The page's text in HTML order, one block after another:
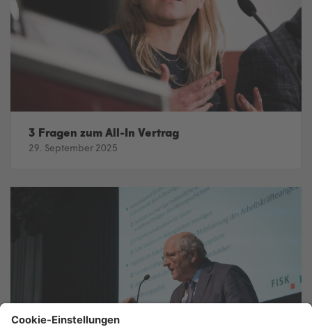
3 Fragen zum All-In Vertrag
29. September 2025